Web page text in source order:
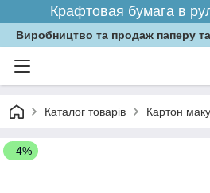
Крафтовая бумага в
Виробництво та продаж паперу
Каталог товарів Картон
–4%